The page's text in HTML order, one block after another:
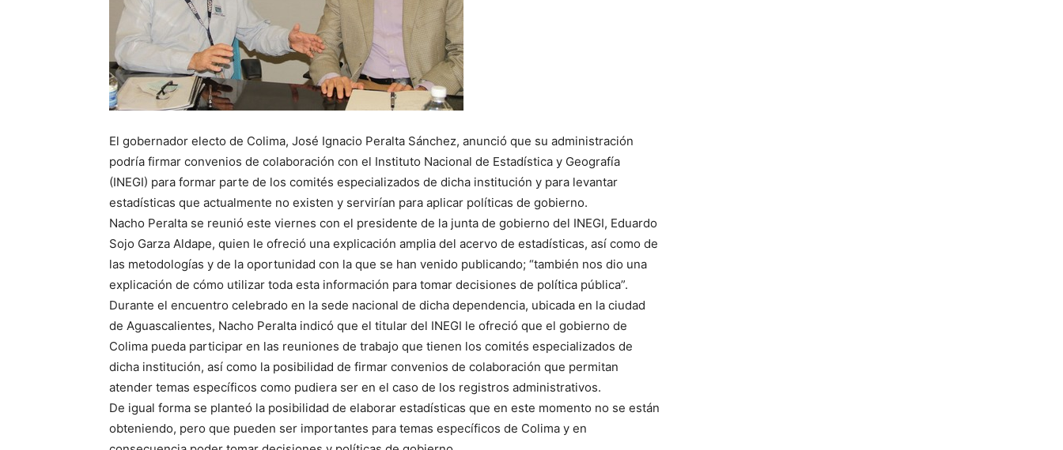
El gobernador electo de Colima, José Ignacio Peralta Sánchez, anunció que su administración
podría firmar convenios de colaboración con el Instituto Nacional de Estadística y Geografía
(INEGI) para formar parte de los comités especializados de dicha institución y para levantar
estadísticas que actualmente no existen y servirían para aplicar políticas de gobierno.
Nacho Peralta se reunió este viernes con el presidente de la junta de gobierno del INEGI, Eduardo
Sojo Garza Aldape, quien le ofreció una explicación amplia del acervo de estadísticas, así como de
las metodologías y de la oportunidad con la que se han venido publicando; “también nos dio una
explicación de cómo utilizar toda esta información para tomar decisiones de política pública”.
Durante el encuentro celebrado en la sede nacional de dicha dependencia, ubicada en la ciudad
de Aguascalientes, Nacho Peralta indicó que el titular del INEGI le ofreció que el gobierno de
Colima pueda participar en las reuniones de trabajo que tienen los comités especializados de
dicha institución, así como la posibilidad de firmar convenios de colaboración que permitan
atender temas específicos como pudiera ser en el caso de los registros administrativos.
De igual forma se planteó la posibilidad de elaborar estadísticas que en este momento no se están
obteniendo, pero que pueden ser importantes para temas específicos de Colima y en